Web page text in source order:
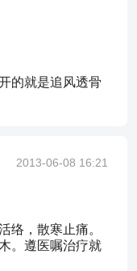
的就是追风透骨
2013-06-08 16:21
络，散寒止痛。
。遵医嘱治疗就